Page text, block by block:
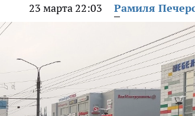
23 марта 22:03 Рамиля